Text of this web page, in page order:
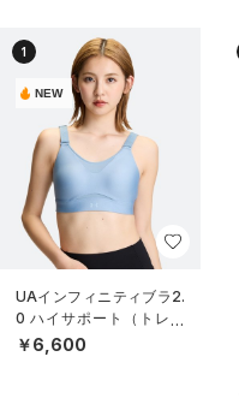
1
NEW
UAインフィニティブラ2.
0 ハイサポート（トレー
ニング/WOMEN）
￥6,600